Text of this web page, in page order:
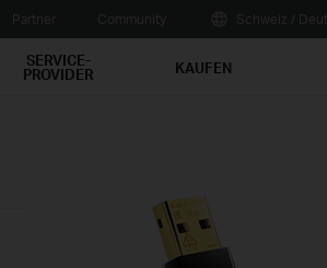
SERVICE-
PROVIDER KAUFEN